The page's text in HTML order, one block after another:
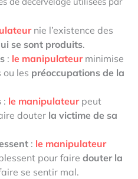
nie l’existence des
se sont produits.
: le manipulateurminimise
ou les préoccupations de la
: le manipulateurpeut
douter la victime de sa
: le manipulateur
pour faire douter la
se sentir mal.